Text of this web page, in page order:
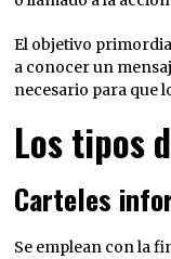
El objetivo
a conocer un
necesario para que
Los tipos
Carteles
Se emplean con la